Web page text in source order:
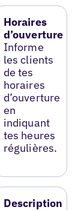
Horaires
d’ouverture
Informe
les clients
de tes
horaires
d’ouverture
en
indiquant
tes heures
régulières.
Description